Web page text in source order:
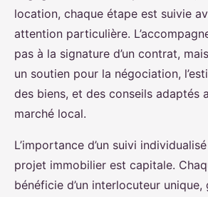
location, chaque étape est suivie
attention particulière.
pas à la signature d’un contrat,
un soutien pour la négociation,
des biens, et des conseils adaptés
marché local.
L’importance d’un suivi
projet immobilier est capitale.
bénéficie d’un interlocuteur unique,